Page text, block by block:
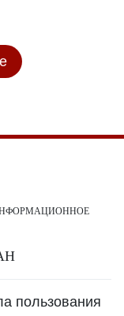
пользования